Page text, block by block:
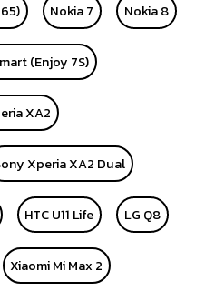
Nokia 7 Nokia 8
(Enjoy 7S)
XA2
Xperia XA2 Dual
HTC U11 Life LG Q8
Xiaomi Mi Max 2